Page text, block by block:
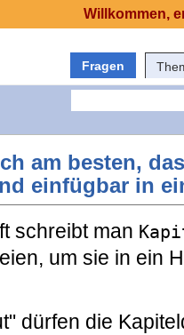
Fragen
am besten,
einfügbar in
schreibt man
um sie in ein
dürfen die
Willkommen,